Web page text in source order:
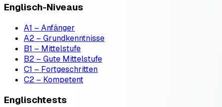
Englisch-Niveaus
A1 – Anfänger
A2 – Grundkenntnisse
B1 – Mittelstufe
B2 – Gute Mittelstufe
C1 – Fortgeschritten
C2 – Kompetent
Englischtests